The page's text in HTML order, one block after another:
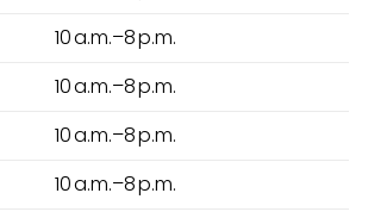
10 a.m.–8 p.m.
10 a.m.–8 p.m.
10 a.m.–8 p.m.
10 a.m.–8 p.m.